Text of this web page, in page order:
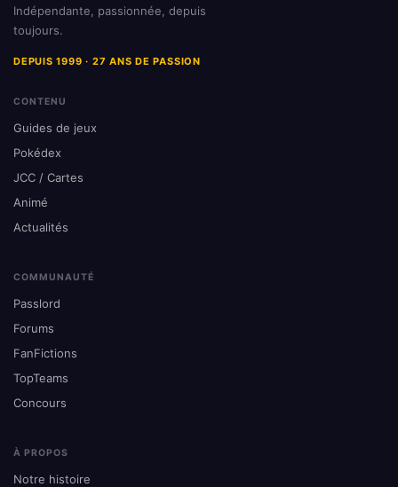
Indépendante, passionnée, depuis
toujours.
DEPUIS 1999 · 27 ANS DE PASSION
CONTENU
Guides de jeux
Pokédex
JCC / Cartes
Animé
Actualités
COMMUNAUTÉ
Passlord
Forums
FanFictions
TopTeams
Concours
À PROPOS
Notre histoire